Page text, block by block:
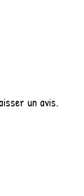
un avis.